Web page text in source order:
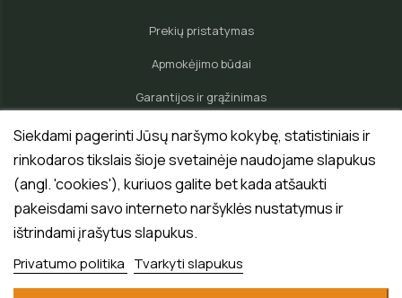
Siekdami pagerinti Jūsų naršymo kokybę, statistiniais ir
rinkodaros tikslais šioje svetainėje naudojame slapukus
(angl. 'cookies'), kuriuos galite bet kada atšaukti
pakeisdami savo interneto naršyklės nustatymus ir
ištrindami įrašytus slapukus.
Privatumo politika Tvarkyti slapukus
Prekių pristatymas
Apmokėjimo būdai
Garantijos ir grąžinimas
Pardavėjo teisės ir pareigos
Privatumo politika
Pirkėjo teisės ir pareigos
Partneriams ir tiekėjams
Paslaugos